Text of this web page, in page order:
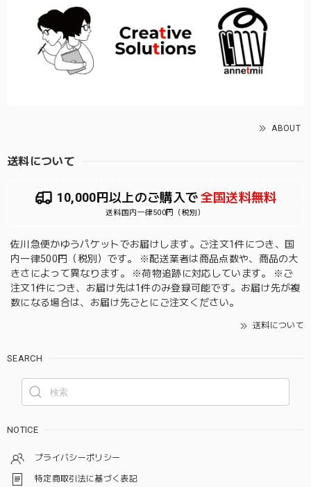
ABOUT
送料について
10,000円以上のご購入で全国送料無料
送料国内一律500円（税別）
佐川急便かゆうパケットでお届けします。ご注文1件につき、国
内一律500円（税別）です。 ※配送業者は商品点数や、商品の大
きさによって異なります。 ※荷物追跡に対応しています。 ※ご
注文1件につき、お届け先は1件のみ登録可能です。お届け先が複
数になる場合は、お届け先ごとにご注文ください。
送料について
SEARCH
NOTICE
プライバシーポリシー
特定商取引法に基づく表記